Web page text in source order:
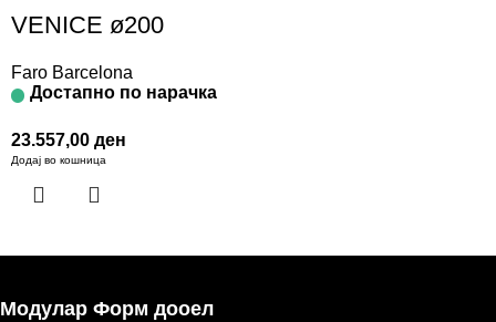
VENICE ø200
Faro Barcelona
Достапно по нарачка
23.557,00 ден
Додај во кошница
Модулар Форм дооел